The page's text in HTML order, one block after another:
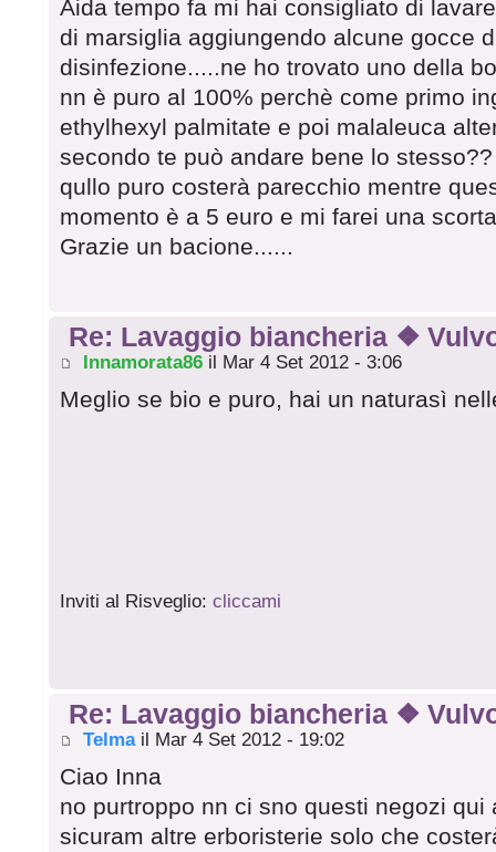
Aida tempo fa mi hai consigliato di
di marsiglia aggiungendo alcune gocce
disinfezione.....ne ho trovato uno della
nn è puro al 100% perchè come primo
ethylhexyl palmitate e poi malaleuca
secondo te può andare bene lo
qullo puro costerà parecchio mentre
momento è a 5 euro e mi farei una
Grazie un bacione......
Re: Lavaggio biancheria ❖
Innamorata86 il Mar 4 Set 2012 - 3:06
Meglio se bio e puro, hai un naturasì
Inviti al Risveglio:cliccami
Re: Lavaggio biancheria ❖
Telmail Mar 4 Set 2012 - 19:02
Ciao Inna
no purtroppo nn ci sno questi negozi qui
sicuram altre erboristerie solo che